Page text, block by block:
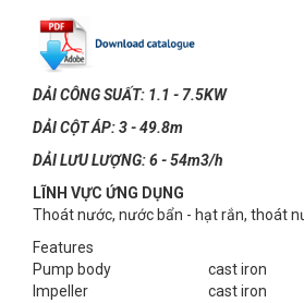
DẢI CÔNG SUẤT: 1.1 - 7.5KW
DẢI CỘT ÁP: 3 - 49.8m
DẢI LƯU LƯỢNG: 6 - 54m3/h
LĨNH VỰC ỨNG DỤNG
Thoát nước, nước bẩn - hạt rắn, thoát
Features
Pump body
cast iron
Impeller
cast iron